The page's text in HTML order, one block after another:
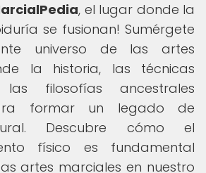
, el lugar donde la
se fusionan! Sumérgete
universo de las artes
la historia, las técnicas
filosofías ancestrales
formar un legado de
Descubre cómo el
físico es fundamental
artes marciales en nuestro